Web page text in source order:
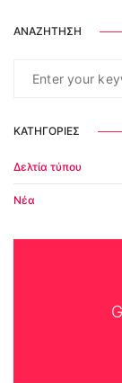
ΑΝΑΖΉΤΗΣΗ
ΚΑΤΗΓΟΡΊΕΣ
Δελτία τύπου
Νέα